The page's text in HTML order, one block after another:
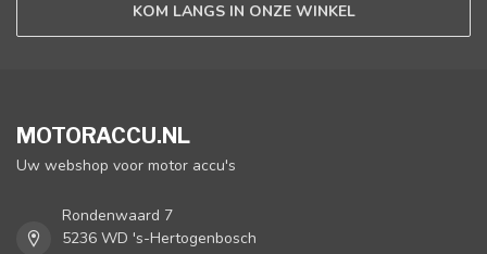
KOM LANGS IN ONZE WINKEL
MOTORACCU.NL
Uw webshop voor motor accu's
Rondenwaard 7
5236 WD 's-Hertogenbosch